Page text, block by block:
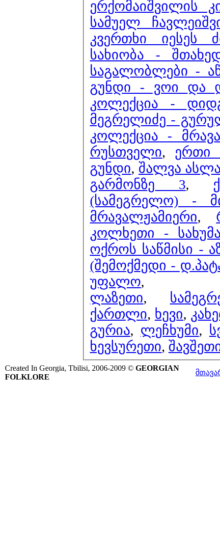
სამუელ
კვერთხი იესეს
სახიობა -
საგალობლები - აწ
გუნდი - ვოი და
კოლექცია -
მეგრელიძე -
კოლექცია -
რუსთველი, ერთი
გუნდი, შალვა
გარმონზე 3,
(სამეგრელო) -
მრავალჟამიერი,
კოლხეთი -
ოქროს საწმისი -
(შემოქმედი -
უფალო,
ლაზეთი,
ქართლი, ხევი,
გურია, ლეჩხუმი,
ხევსურეთი,
Created In Georgia, Tbilisi, 2006-2009 © GEORGIAN
FOLKLORE